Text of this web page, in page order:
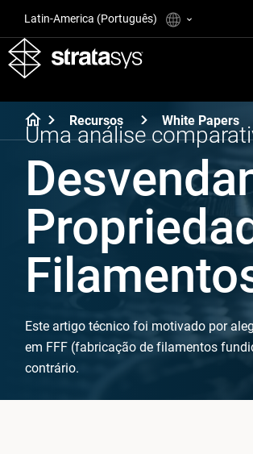
Latin-America (Português)
Recursos White Papers
Uma análise
Este artigo técnico foi motivado por
em FFF (fabricação de filamentos
contrário.